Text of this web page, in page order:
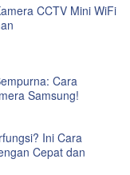
CCTV Mini WiFi
Cara
Samsung!
Ini Cara
Cepat dan